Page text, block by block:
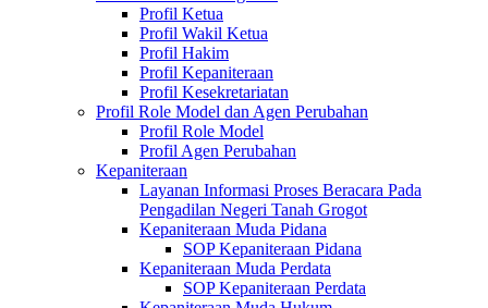
Profil Ketua
Profil Wakil Ketua
Profil Hakim
Profil Kepaniteraan
Profil Kesekretariatan
Profil Role Model dan Agen Perubahan
Profil Role Model
Profil Agen Perubahan
Kepaniteraan
Layanan Informasi Proses Beracara Pada
Pengadilan Negeri Tanah Grogot
Kepaniteraan Muda Pidana
SOP Kepaniteraan Pidana
Kepaniteraan Muda Perdata
SOP Kepaniteraan Perdata